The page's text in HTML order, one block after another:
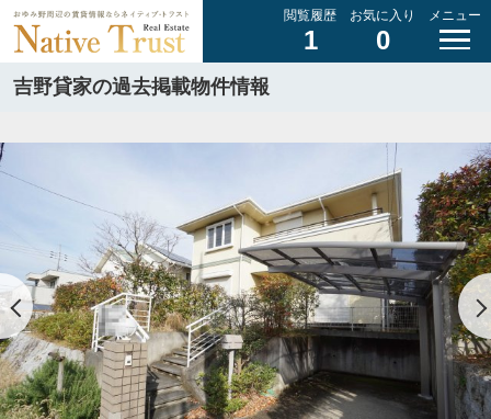
閲覧履歴
1
お気に入り
0
メニュー
吉野貸家の過去掲載物件情報